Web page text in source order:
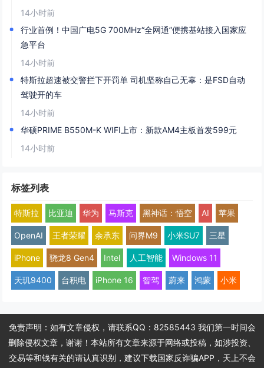
14小时前
行业首例！中国广电5G 700MHz“全网通”便携基站接入国家应
急平台
14小时前
特斯拉超速被交警拦下开罚单 司机坚称自己无辜：是FSD自动
驾驶开的车
14小时前
华硕PRIME B550M-K WIFI上市：新款AM4主板首发599元
14小时前
标签列表
特斯拉 比亚迪 华为 马斯克 黑神话：悟空 AI 苹果
OpenAI 王者荣耀 余承东 问界M9 小米SU7 三星
iPhone 骁龙8 Gen4 Intel 人工智能 Windows 11
天玑9400 台积电 iPhone 16 智驾 蔚来 鸿蒙 小米
免责声明：如有文章侵权，请联系QQ：82585443 我们第一时间会
删除侵权文章，谢谢！本站所有文章来源于网络或投稿，如涉投资、
交易等和钱有关的请认真识别，建议下载国家反诈骗APP，天上不会